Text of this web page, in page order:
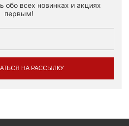
обо всех новинках и акциях
первым!
НА РАССЫЛКУ